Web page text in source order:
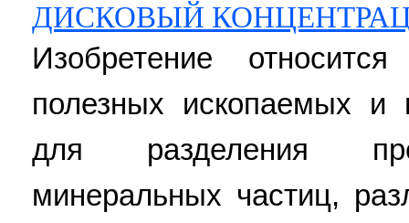
ДИСКОВЫЙ
Изобретение
полезных ископаемых и
для разделения
минеральных частиц,